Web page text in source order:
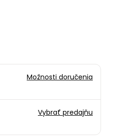
Možnosti doručenia
Vybrať predajňu